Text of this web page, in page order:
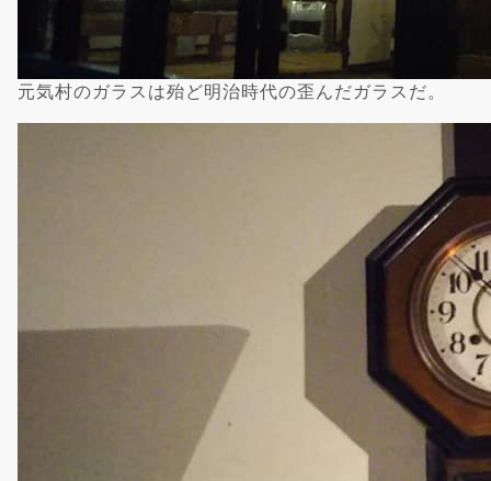
元気村のガラスは殆ど明治時代の歪んだガラスだ。